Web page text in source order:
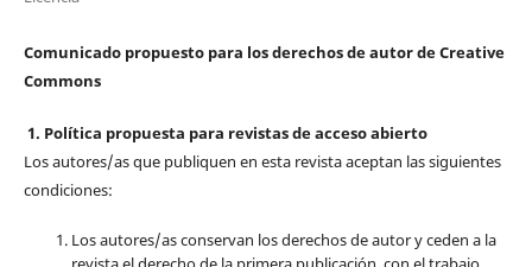
Comunicado propuesto para los derechos de autor de Creative
Commons
1. Política propuesta para revistas de acceso abierto
Los autores/as que publiquen en esta revista aceptan las siguientes
condiciones:
Los autores/as conservan los derechos de autor y ceden a la